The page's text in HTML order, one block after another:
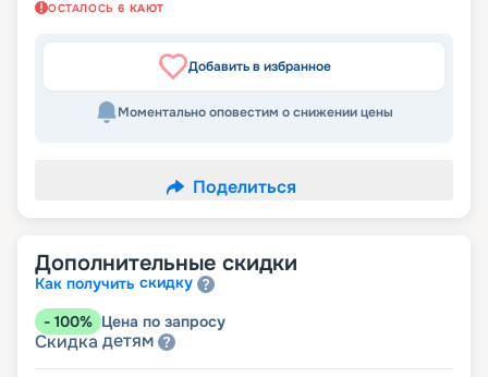
ОСТАЛОСЬ 6 КАЮТ
Добавить в избранное
Моментально оповестим о снижении цены
Поделиться
Дополнительные скидки
Как получить скидку
- 100% Цена по запросу
Скидка детям